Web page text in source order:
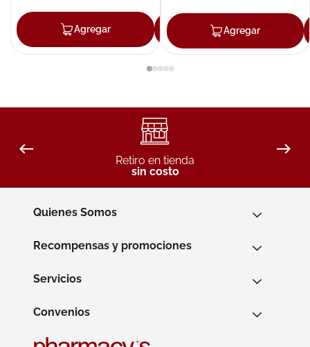
Agregar Agregar
Agregar
Retiro en tienda
sin costo
Quienes Somos
Recompensas y promociones
Servicios
Convenios